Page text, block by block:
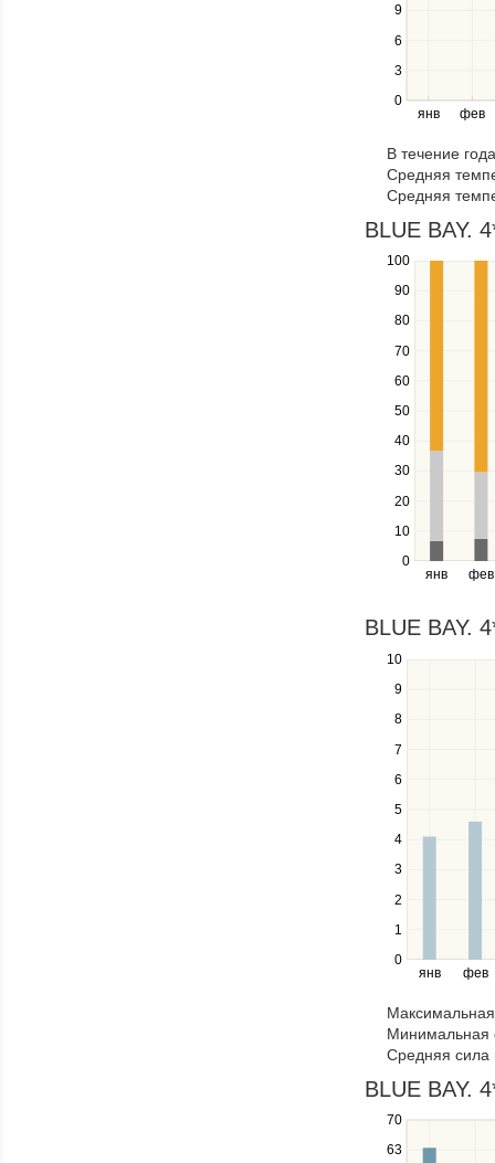
янв фев
0
3
6
9
Use
the
and
right
keys
navigate
through
items
in
a
series.
В течение
Средняя
Средняя
BLUE BAY.
янв фев
0
10
20
30
40
50
60
70
80
90
100
Use
the
and
down
to
navigate
series.
Use
the
and
right
navigate
through
items
in
series.
BLUE BAY.
янв фев
0
1
2
3
4
5
6
7
8
9
10
Use
the
and
down
to
navigate
series.
Use
the
and
right
navigate
through
items
in
a
series.
Минимальная
Средняя сила
BLUE BAY.
63
70
Use
the